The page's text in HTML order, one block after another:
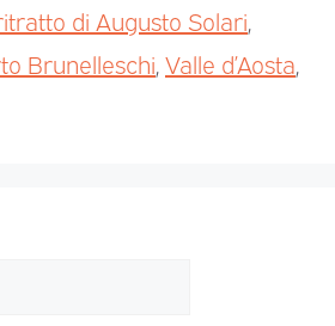
di Augusto Solari
Brunelleschi Valle d’Aosta